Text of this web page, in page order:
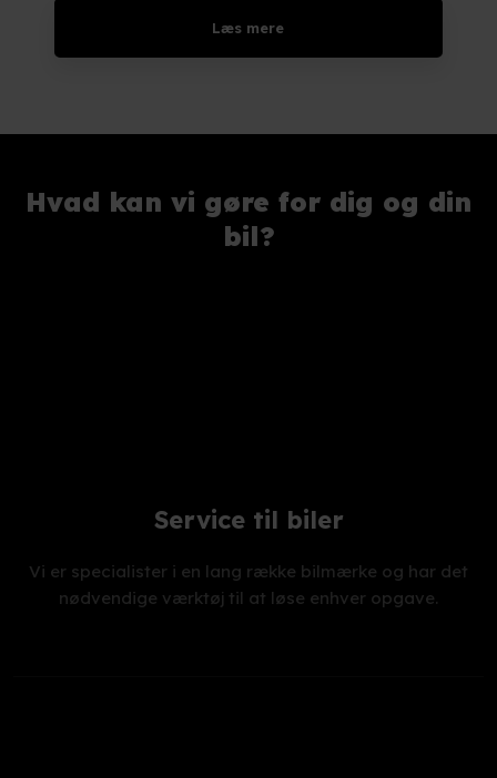
Læs mere​
Hvad kan vi gøre for dig og din
bil?
Service til biler
Vi er specialister i en lang række bilmærke og har det
nødvendige værktøj til at løse enhver opgave.